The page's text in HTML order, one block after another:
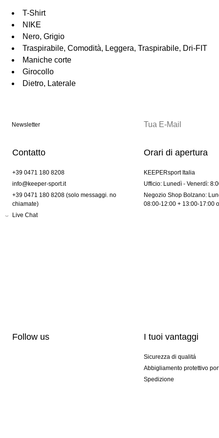
T-Shirt
NIKE
Nero, Grigio
Traspirabile, Comodità, Leggera, Traspirabile, Dri-FIT
Maniche corte
Girocollo
Dietro, Laterale
Newsletter
Contatto
+39 0471 180 8208
info@keeper-sport.it
+39 0471 180 8208 (solo messaggi. no
chiamate)
Live Chat
Orari di apertura
KEEPERsport Italia
Ufficio: Lunedì - Venerdì:
Negozio Shop Bolzano:
08:00-12:00 + 13:00-17:00
Follow us I tuoi vantaggi
Sicurezza di qualitá
Abbigliamento protettivo
Spedizione